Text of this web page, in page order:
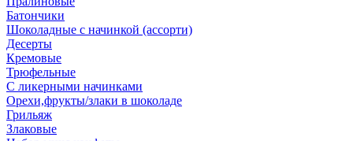
Батончики
Шоколадные с начинкой (ассорти)
Десерты
Кремовые
Трюфельные
С ликерными начинками
Орехи,фрукты/злаки в шоколаде
Грильяж
Злаковые